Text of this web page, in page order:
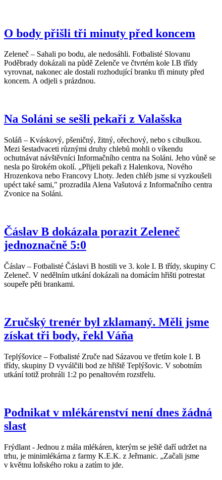
O body přišli tři minuty před koncem
Zeleneč – Sahali po bodu, ale nedosáhli. Fotbalisté Slovanu
Poděbrady dokázali na půdě Zelenče ve čtvrtém kole I.B třídy
vyrovnat, nakonec ale dostali rozhodující branku tři minuty před
koncem. A odjeli s prázdnou.
Na Soláni se sešli pekaři z Valašska
Soláň – Kváskový, pšeničný, žitný, ořechový, nebo s cibulkou.
Mezi šestadvaceti různými druhy chlebů mohli o víkendu
ochutnávat návštěvníci Informačního centra na Soláni. Jeho vůně se
nesla po širokém okolí. „Přijeli pekaři z Halenkova, Nového
Hrozenkova nebo Francovy Lhoty. Jeden chléb jsme si vyzkoušeli
upéct také sami," prozradila Alena Vašutová z Informačního centra
Zvonice na Soláni.
Čáslav B dokázala porazit Zeleneč
jednoznačně 5:0
Čáslav – Fotbalisté Čáslavi B hostili ve 3. kole I. B třídy, skupiny C
Zeleneč. V nedělním utkání dokázali na domácím hřišti potrestat
soupeře pěti brankami.
Zručský trenér byl zklamaný. Měli jsme
získat tři body, řekl Váňa
Teplýšovice – Fotbalisté Zruče nad Sázavou ve třetím kole I. B
třídy, skupiny D vyválčili bod ze hřiště Teplýšovic. V sobotním
utkání totiž prohráli 1:2 po penaltovém rozstřelu.
Podnikat v mlékárenství není dnes žádná
slast
Frýdlant - Jednou z mála mlékáren, kterým se ještě daří udržet na
trhu, je minimlékárna z farmy K.E.K. z Jeřmanic. „Začali jsme
v květnu loňského roku a zatím to jde.